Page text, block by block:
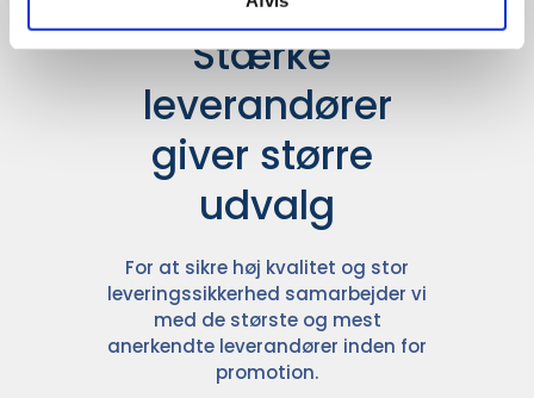
Stærke
leverandører
giver større
udvalg
For at sikre høj kvalitet og stor
leveringssikkerhed samarbejder vi
med de største og mest
anerkendte leverandører inden for
promotion.